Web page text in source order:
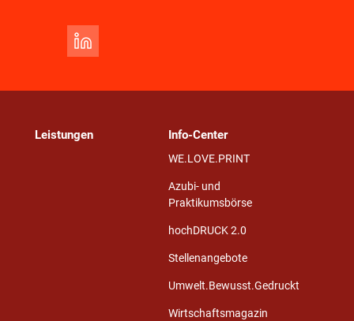
Leistungen Info-Center
WE.LOVE.PRINT
Azubi- und
Praktikumsbörse
hochDRUCK 2.0
Stellenangebote
Umwelt.Bewusst.Gedruckt
Wirtschaftsmagazin